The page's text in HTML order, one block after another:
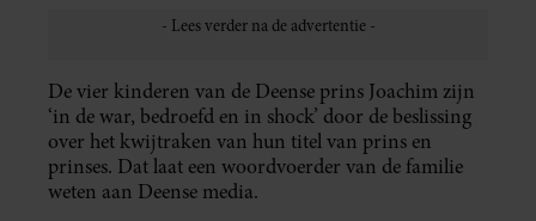
De vier kinderen van de Deense prins Joachim zijn
‘in de war, bedroefd en in shock’ door de beslissing
over het kwijtraken van hun titel van prins en
prinses. Dat laat een woordvoerder van de familie
weten aan Deense media.